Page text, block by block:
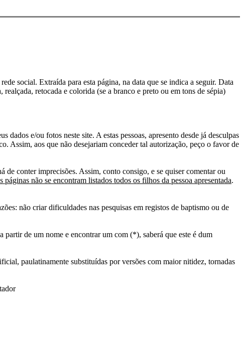
social. Extraída para esta página, na data que se indica a seguir. Data
retocada e colorida (se a branco e preto ou em tons de sépia)
e/ou fotos neste site. A estas pessoas, apresento desde já desculpas
Assim, aos que não desejariam conceder tal autorização, peço o favor de
de conter imprecisões. Assim, conto consigo, e se quiser comentar ou
páginas não se encontram listados todos os filhos da pessoa apresentada.
não criar dificuldades nas pesquisas em registos de baptismo ou de
partir de um nome e encontrar um com (*), saberá que este é dum
paulatinamente substituídas por versões com maior nitidez, tornadas